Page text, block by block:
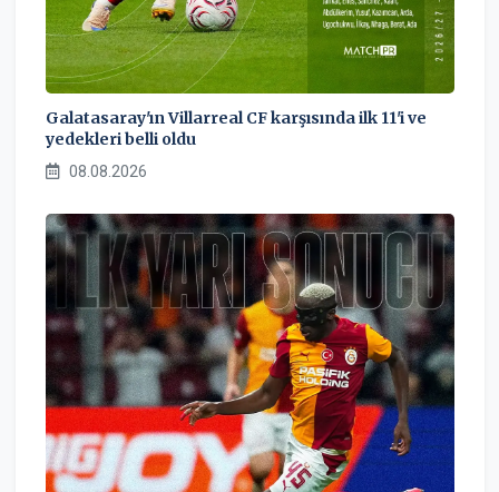
Galatasaray'ın Villarreal CF karşısında ilk 11'i ve
yedekleri belli oldu
08.08.2026